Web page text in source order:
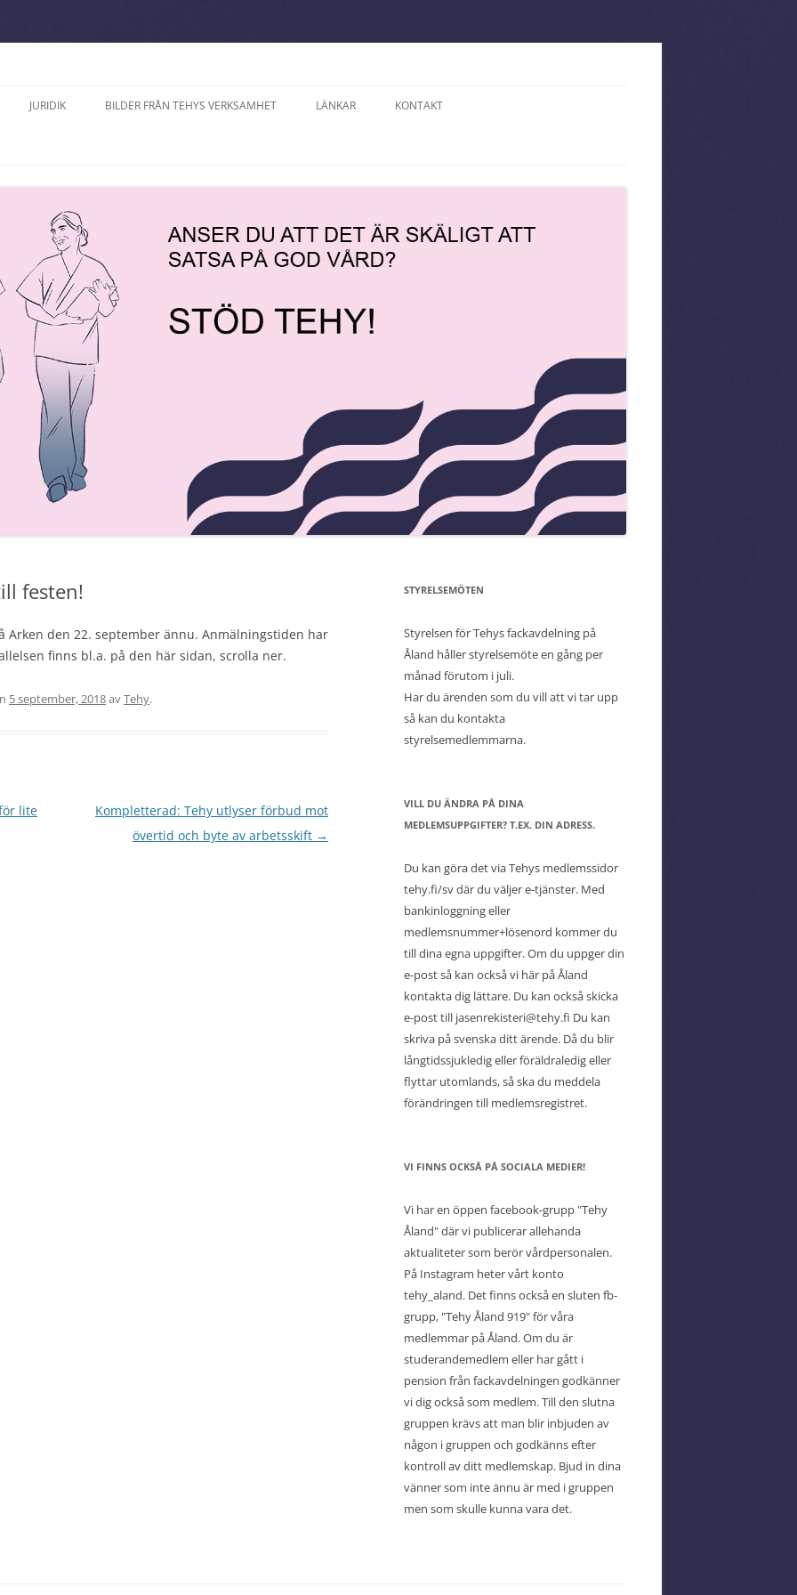
MODERAT SAMLING
ÅLANDS
2024
JURIDIK
TJÄNSTEKOLLEKTIVAVTAL
LANDSKAPETS
TJÄNSTEKOLLEKTIVAVTAL
KOLLEKTIVAVTAL SOM GÄLLER PÅ
ARBETSPLATSER MED
VÅRDPERSONAL PÅ ÅLAND
PROMEMORIOR
BRA ATT VETA OM
JÄMSTÄLLDHETSLAGEN
REGLER OM STREJK
JÄMSTÄLLDHET I 6 § FINLANDS
GRUNDLAG
BILDER FRÅN TEHYS VERKSAMHET
2021
FESTEN ”15 ÅR MED
LÄNKAR KONTAKT
festen!
Arken den 22. september ännu. Anmälningstiden har
finns bl.a. på den här sidan, scrolla ner.
5 september, 2018avTehy.
lite
Kompletterad: Tehy utlyser förbud mot
övertid och byte av arbetsskift →
STYRELSEMÖTEN
Styrelsen för Tehys fackavdelning på
Åland håller styrelsemöte en gång per
månad förutom i juli.
Har du ärenden som du vill att vi tar upp
så kan du kontakta
styrelsemedlemmarna.
VILL DU ÄNDRA PÅ DINA
MEDLEMSUPPGIFTER? T.EX. DIN ADRESS.
Du kan göra det via Tehys medlemssidor
tehy.fi/sv där du väljer e-tjänster. Med
bankinloggning eller
medlemsnummer+lösenord kommer du
till dina egna uppgifter. Om du uppger din
e-post så kan också vi här på Åland
kontakta dig lättare. Du kan också skicka
e-post till jasenrekisteri@tehy.fi Du kan
skriva på svenska ditt ärende. Då du blir
långtidssjukledig eller föräldraledig eller
flyttar utomlands, så ska du meddela
förändringen till medlemsregistret.
VI FINNS OCKSÅ PÅ SOCIALA MEDIER!
Vi har en öppen facebook-grupp "Tehy
Åland" där vi publicerar allehanda
aktualiteter som berör vårdpersonalen.
På Instagram heter vårt konto
tehy_aland. Det finns också en sluten fb-
grupp, "Tehy Åland 919" för våra
medlemmar på Åland. Om du är
studerandemedlem eller har gått i
pension från fackavdelningen godkänner
vi dig också som medlem. Till den slutna
gruppen krävs att man blir inbjuden av
någon i gruppen och godkänns efter
kontroll av ditt medlemskap. Bjud in dina
vänner som inte ännu är med i gruppen
men som skulle kunna vara det.